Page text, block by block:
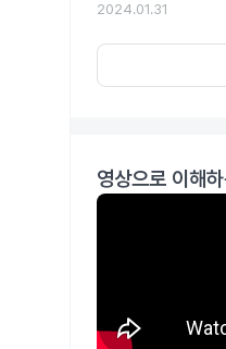
2024.01.31
영상으로 이해